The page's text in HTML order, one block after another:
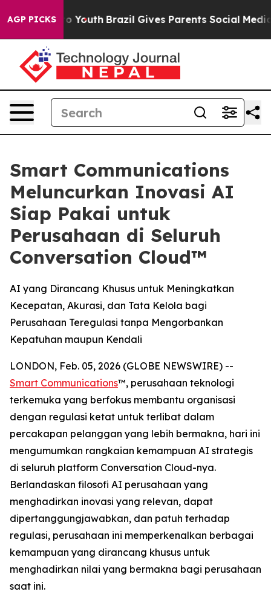
AGP PICKS
to Youth Brazil Gives Parents Social Media
Smart Communications
Meluncurkan Inovasi AI
Siap Pakai untuk
Perusahaan di Seluruh
Conversation Cloud™
AI yang Dirancang Khusus untuk Meningkatkan
Kecepatan, Akurasi, dan Tata Kelola bagi
Perusahaan Teregulasi tanpa Mengorbankan
Kepatuhan maupun Kendali
LONDON, Feb. 05, 2026 (GLOBE NEWSWIRE) --
Smart Communications™, perusahaan teknologi
terkemuka yang berfokus membantu organisasi
dengan regulasi ketat untuk terlibat dalam
percakapan pelanggan yang lebih bermakna, hari ini
mengumumkan rangkaian kemampuan AI strategis
di seluruh platform Conversation Cloud-nya.
Berlandaskan filosofi AI perusahaan yang
menghadirkan inovasi yang relevan, dapat
dipertanggungjawabkan, dan patuh terhadap
regulasi, perusahaan ini memperkenalkan berbagai
kemampuan yang dirancang khusus untuk
menghadirkan nilai yang bermakna bagi perusahaan
saat ini.